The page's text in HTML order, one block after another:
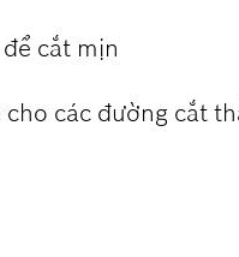
cắt mịn
các đường cắt